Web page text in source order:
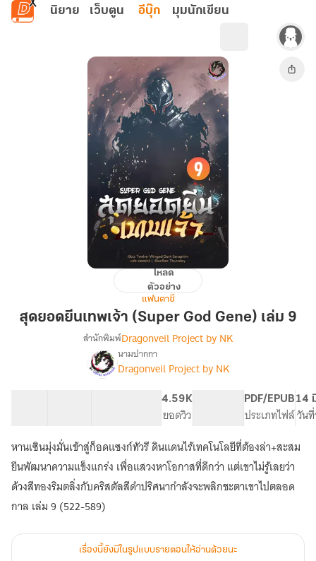
ข้ามไปยังเนื้อหาหลัก
นิยาย เว็บตูน อีบุ๊ก มุมนักเขียน
ยีน
(Super
God
Gene)
โหลด
ตัวอย่าง
แฟนตาซี
สุดยอดยีนเทพเจ้า (Super God Gene) เล่ม 9
สุด
ยอด
ยีน
เทพเจ้า
สำนักพิมพ์Dragonveil Project by NK
นามปากกา
Dragonveil Project by NK
4.59K
ยอดวิว
PDF/EPUB
ประเภทไฟล์
14
วัน
หานเซินมุ่งมั่นเข้าสู่ก็อดแซงก์ทัวรี ดินแดนไร้เทคโนโลยีที่ต้องล่า+สะสม
ยีนพัฒนาความแข็งแกร่ง เพื่อแสวงหาโอกาสที่ดีกว่า แต่เขาไม่รู้เลยว่า
ด้วงสีทองริมตลิ่งกับคริสตัลสีดำปริศนากำลังจะพลิกชะตาเขาไปตลอด
กาล เล่ม 9 (522-589)
เรื่องนี้ยังมีในรูปแบบรายตอนให้อ่านด้วยนะ